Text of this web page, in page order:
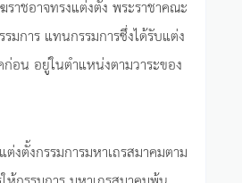
ราชอาจทรงแต่งตั้ง พระราชาคณะ
มการ แทนกรรมการซึ่งได้รับแต่ง
ก่อน อยู่ในตำแหน่งตามวาระของ
งตั้งกรรมการมหาเถรสมาคมตาม